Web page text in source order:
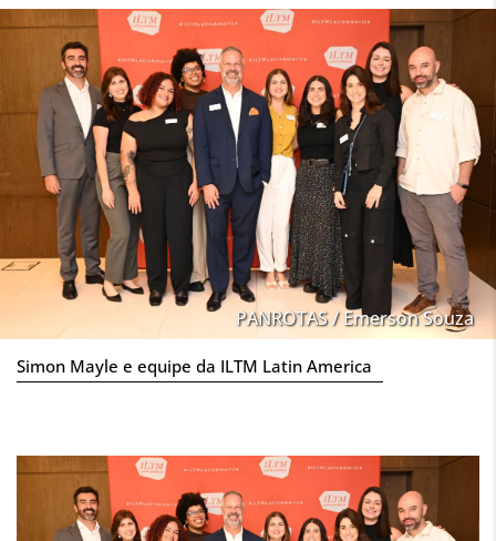
PANROTAS / Emerson Souza
Simon Mayle e equipe da ILTM Latin America